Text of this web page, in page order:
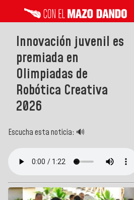
Innovación juvenil es
premiada en
Olimpiadas de
Robótica Creativa
2026
Escucha esta noticia: 🔊